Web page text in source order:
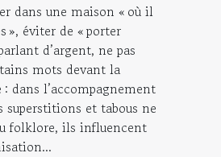
dans une maison « où il
», éviter de « porter
d’argent, ne pas
mots devant la
: dans l’accompagnement
superstitions et tabous ne
folklore, ils influencent